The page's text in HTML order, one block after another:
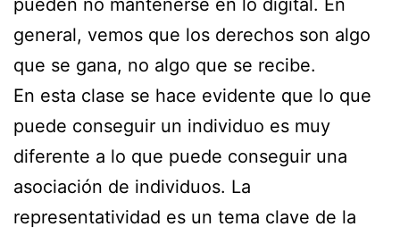
pueden no mantenerse en lo digital. En
general, vemos que los derechos son algo
que se gana, no algo que se recibe.
En esta clase se hace evidente que lo que
puede conseguir un individuo es muy
diferente a lo que puede conseguir una
asociación de individuos. La
representatividad es un tema clave de la